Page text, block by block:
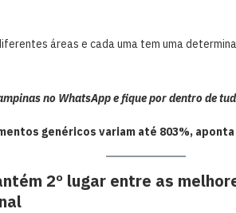
áreas e cada uma tem uma
no WhatsApp e fique por dentro de
genéricos variam até 803%, aponta
2º lugar entre as